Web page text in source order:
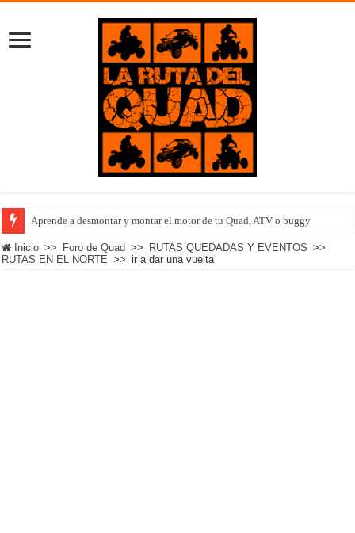
Aprende a desmontar y montar el motor de tu Quad, ATV o buggy
Inicio >> Foro de Quad >> RUTAS QUEDADAS Y EVENTOS >>
RUTAS EN EL NORTE >> ir a dar una vuelta